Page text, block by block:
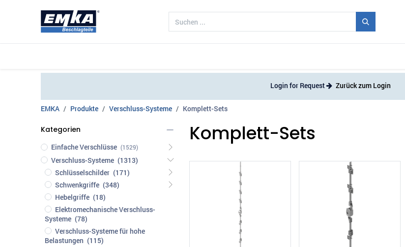
Login for Request Zurück zum Login
EMKA Produkte Verschluss-Systeme Komplett-Sets
Kategorien
Einfache Verschlüsse (1529)
Verschluss-Systeme (1313)
Schlüsselschilder (171)
Schwenkgriffe (348)
Hebelgriffe (18)
Elektromechanische Verschluss-
Systeme (78)
Verschluss-Systeme für hohe
Belastungen (115)
Komplett-Sets